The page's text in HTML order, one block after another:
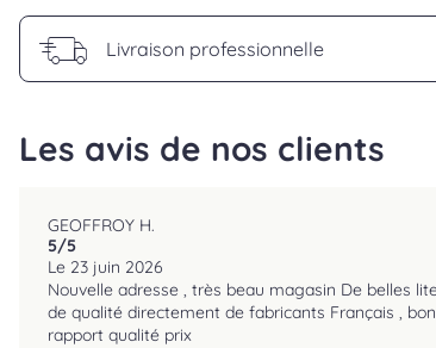
Livraison professionnelle
Les avis de nos clients
5/5
Le 23 juin 2026
Nouvelle adresse , très beau magasin De belles literies
de qualité directement de fabricants Français , bon
rapport qualité prix
GEOFFROY H.